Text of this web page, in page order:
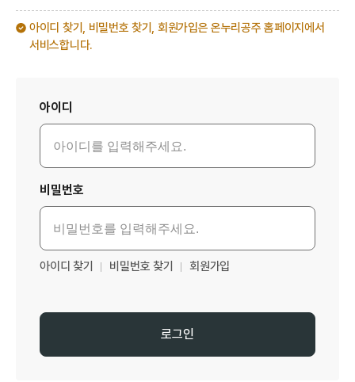
아이디 찾기, 비밀번호 찾기, 회원가입은 온누리공주 홈페이지에서
서비스합니다.
아이디
비밀번호
아이디 찾기 비밀번호 찾기 회원가입
로그인